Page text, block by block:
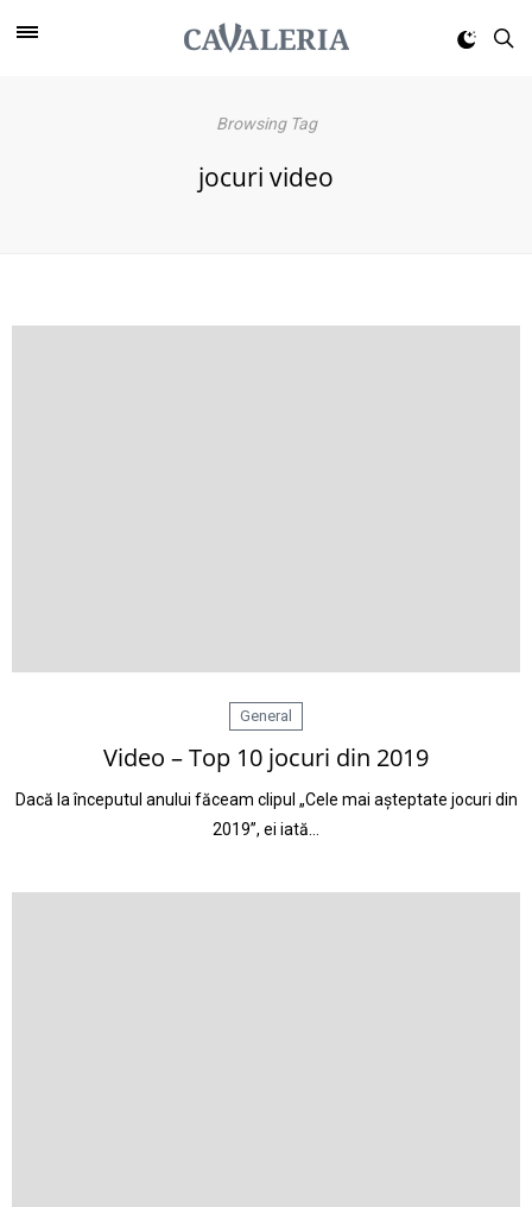
Browsing Tag
jocuri video
General
Video – Top 10 jocuri din 2019
Dacă la începutul anului făceam clipul „Cele mai așteptate jocuri din
2019”, ei iată…